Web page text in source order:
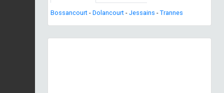
Bossancourt - Dolancourt - Jessains - Trannes